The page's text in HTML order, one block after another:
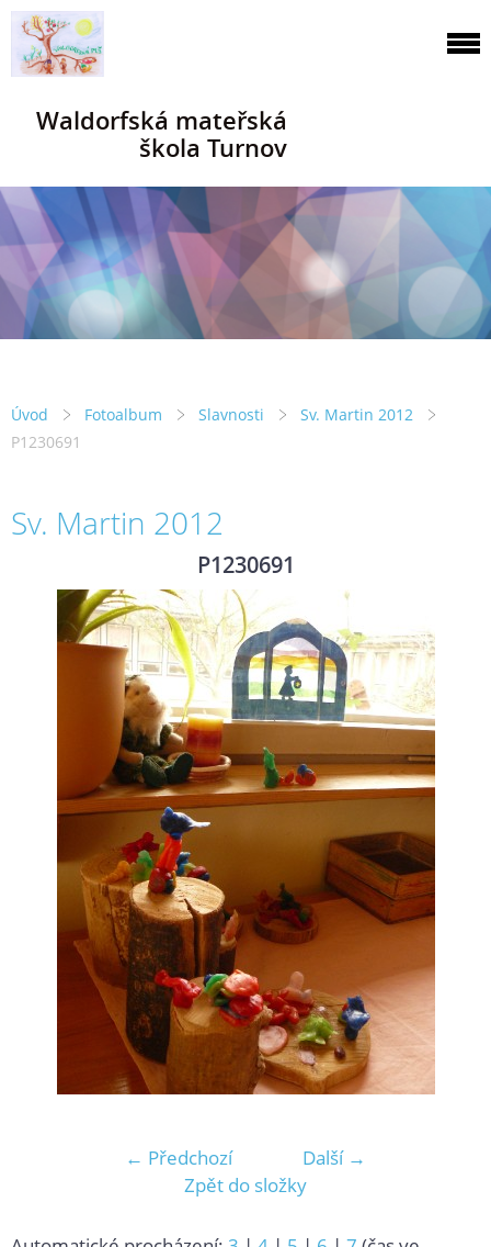
Waldorfská mateřská
škola Turnov
Úvod Fotoalbum Slavnosti
Sv. Martin 2012
P1230691
Sv. Martin 2012
P1230691
← Předchozí
Další →
Zpět do složky